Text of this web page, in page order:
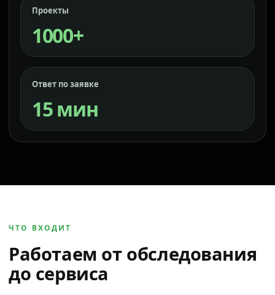
Проекты
1000+
Ответ по заявке
15 мин
ЧТО ВХОДИТ
Работаем от обследования
до сервиса